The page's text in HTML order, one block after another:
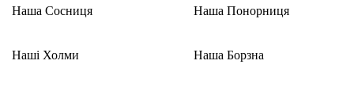
Наша Сосниця
Наші Холми
Наша Понорниця
Наша Борзна